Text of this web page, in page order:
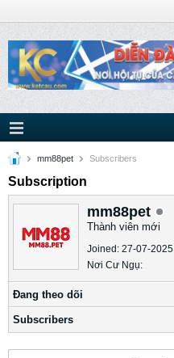
mm88pet Subscribers
Subscription
mm88pet
Thành viên mới
Joined: 27-07-2025
Nơi Cư Ngụ:
Ðang theo dõi
Subscribers